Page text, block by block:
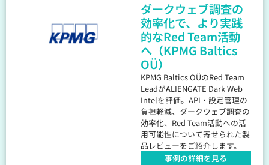
ダークウェブ調査の
効率化で、より実践
的なRed Team活動
へ（KPMG Baltics
OÜ）
KPMG Baltics OÜのRed Team
LeadがALIENGATE Dark Web
Intelを評価。API・設定管理の
負担軽減、ダークウェブ調査の
効率化、Red Team活動への活
用可能性について寄せられた製
品レビューをご紹介します。
事例の詳細を見る